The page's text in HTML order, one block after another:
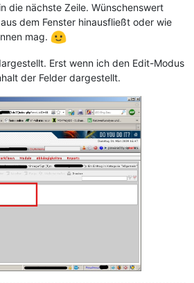
die nächste Zeile. Wünschenswert
dem Fenster hinausfließt oder wie
mag.
Erst wenn ich den Edit-Modus
der Felder dargestellt.